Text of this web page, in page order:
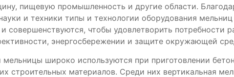
пищевую промышленность и другие области.
и техники типы и технологии оборудования мельниц
совершенствуются, чтобы удовлетворить потребности
энергосбережении и защите окружающей
мельницы широко используются при приготовлении
строительных материалов. Среди них вертикальная